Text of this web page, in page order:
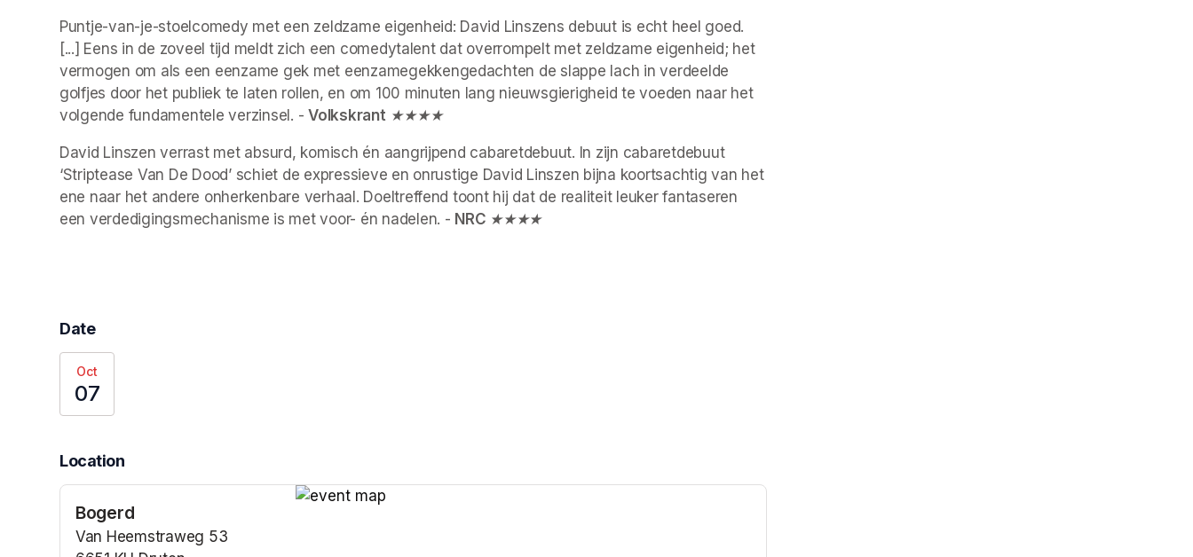
Puntje-van-je-stoelcomedy met een zeldzame eigenheid: David Linszens debuut is echt heel goed.
[...] Eens in de zoveel tijd meldt zich een comedytalent dat overrompelt met zeldzame eigenheid; het
vermogen om als een eenzame gek met eenzamegekkengedachten de slappe lach in verdeelde
golfjes door het publiek te laten rollen, en om 100 minuten lang nieuwsgierigheid te voeden naar het
volgende fundamentele verzinsel. - Volkskrant ★★★★
David Linszen verrast met absurd, komisch én aangrijpend cabaretdebuut. In zijn cabaretdebuut
‘Striptease Van De Dood’ schiet de expressieve en onrustige David Linszen bijna koortsachtig van het
ene naar het andere onherkenbare verhaal. Doeltreffend toont hij dat de realiteit leuker fantaseren
een verdedigingsmechanisme is met voor- én nadelen. - NRC ★★★★
Date
Oct
07
Location
Bogerd
Van Heemstraweg 53